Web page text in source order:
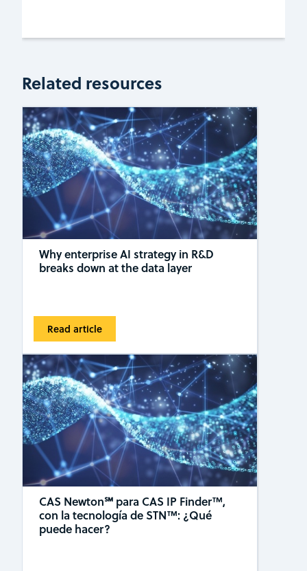
Related resources
Why enterprise AI strategy in R&D
breaks down at the data layer
Read article
CAS Newton℠ para CAS IP Finder™,
con la tecnología de STN™: ¿Qué
puede hacer?